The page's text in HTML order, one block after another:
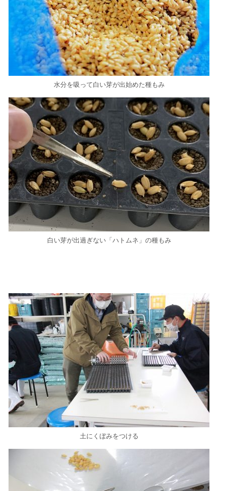
水分を吸って白い芽が出始めた種もみ
白い芽が出過ぎない「ハトムネ」の種もみ
土にくぼみをつける